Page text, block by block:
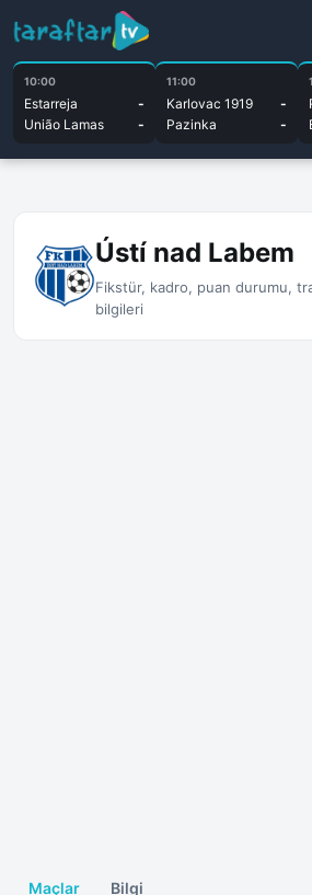
10:00
Estarreja
-
União Lamas
-
11:00
Karlovac 1919
-
Pazinka
-
Ústí nad Labem
Fikstür, kadro, puan durumu,
bilgileri
Maçlar Bilgi